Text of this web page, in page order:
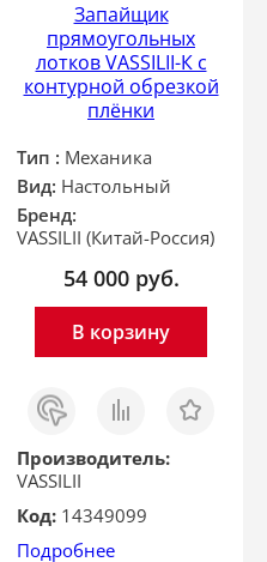
Запайщик
прямоугольных
лотков VASSILII-К с
контурной обрезкой
плёнки
Тип : Механика
Вид: Настольный
Бренд:
VASSILII (Китай-Россия)
54 000 руб.
В корзину
Заказ
в 1
клик
Сравнить Отложить
Производитель:
VASSILII
Код: 14349099
Подробнее